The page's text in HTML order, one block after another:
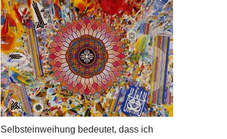
Selbsteinweihung bedeutet, dass ich